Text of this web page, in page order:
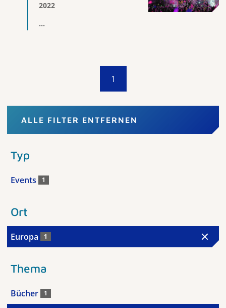
2022
...
1
ALLE FILTER ENTFERNEN
Typ
Events 1
Ort
Europa 1
Thema
Bücher 1